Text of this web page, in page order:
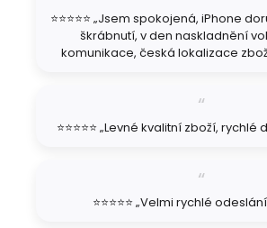
⭐⭐⭐⭐⭐ „Jsem spokojená, iPhone
škrábnutí, v den naskladnění
komunikace, česká lokalizace
⭐⭐⭐⭐⭐ „Levné kvalitní zboží,
⭐⭐⭐⭐⭐ „Velmi rychlé